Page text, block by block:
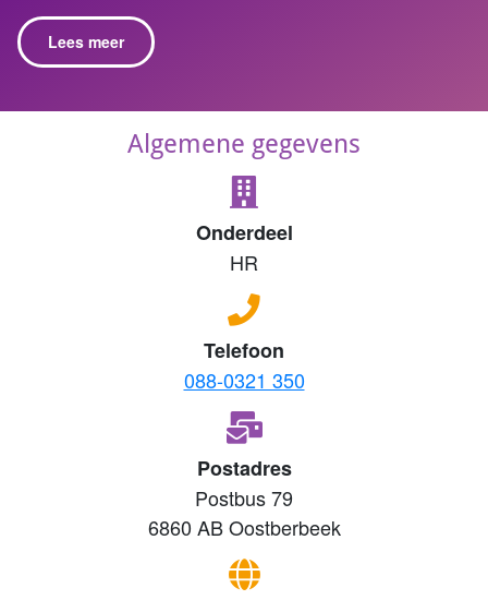
Lees meer
Algemene gegevens
Onderdeel
HR
Telefoon
088-0321 350
Postadres
Postbus 79
6860 AB Oostberbeek